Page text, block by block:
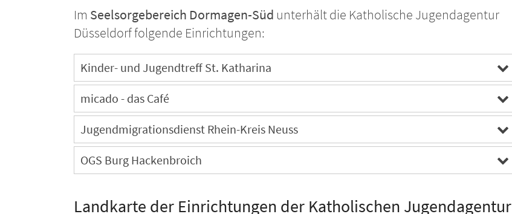
Im Seelsorgebereich Dormagen-Süd unterhält die Katholische Jugendagentur
Düsseldorf folgende Einrichtungen:
Kinder- und Jugendtreff St. Katharina
micado - das Café
Jugendmigrationsdienst Rhein-Kreis Neuss
OGS Burg Hackenbroich
Landkarte der Einrichtungen der Katholischen Jugendagentur